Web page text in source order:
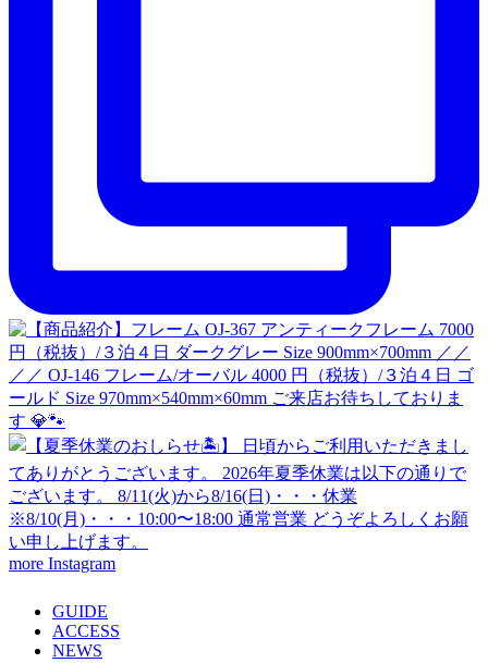
more Instagram
GUIDE
ACCESS
NEWS